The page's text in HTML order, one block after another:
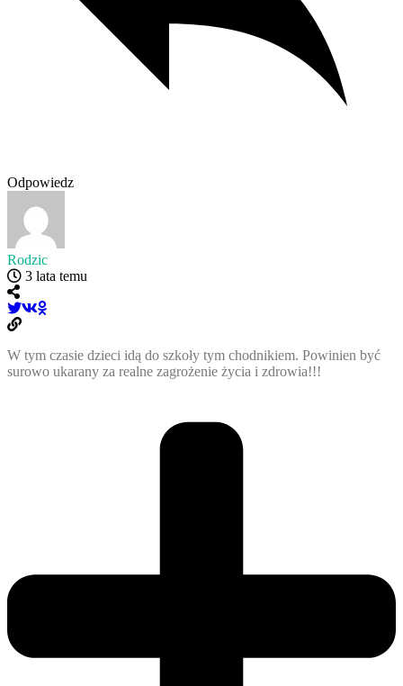
Odpowiedz
Rodzic
3 lata temu
W tym czasie dzieci idą do szkoły tym chodnikiem. Powinien być
surowo ukarany za realne zagrożenie życia i zdrowia!!!